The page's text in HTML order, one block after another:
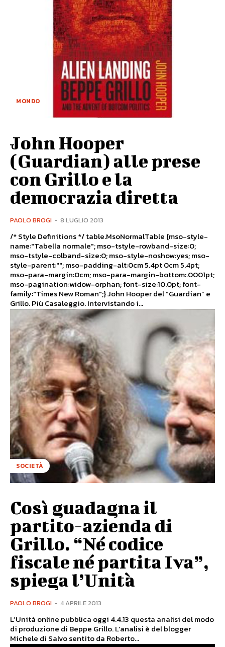
MONDO
John Hooper
(Guardian) alle prese
con Grillo e la
democrazia diretta
PAOLO BROGI - 8 LUGLIO 2013
/* Style Definitions */ table.MsoNormalTable {mso-style-
name:"Tabella normale"; mso-tstyle-rowband-size:0;
mso-tstyle-colband-size:0; mso-style-noshow:yes; mso-
style-parent:""; mso-padding-alt:0cm 5.4pt 0cm 5.4pt;
mso-para-margin:0cm; mso-para-margin-bottom:.0001pt;
mso-pagination:widow-orphan; font-size:10.0pt; font-
family:"Times New Roman";} John Hooper del “Guardian” e
Grillo. Più Casaleggio. Intervistando i...
SOCIETÀ
Così guadagna il
partito-azienda di
Grillo. “Né codice
fiscale né partita Iva”,
spiega l’Unità
PAOLO BROGI - 4 APRILE 2013
L’Unità online pubblica oggi 4.4.13 questa analisi del modo
di produzione di Beppe Grillo. L’analisi è del blogger
Michele di Salvo sentito da Roberto...